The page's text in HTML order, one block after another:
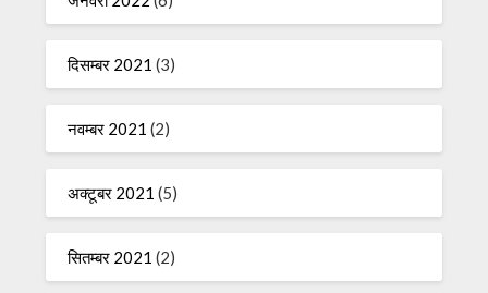
दिसम्बर 2021 (3)
नवम्बर 2021 (2)
अक्टूबर 2021 (5)
सितम्बर 2021 (2)